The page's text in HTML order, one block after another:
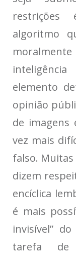
restrições
algoritmo
elemento
opinião
de imagens
vez mais
falso.
dizem
encíclica
é mais
invisível”
tarefa de